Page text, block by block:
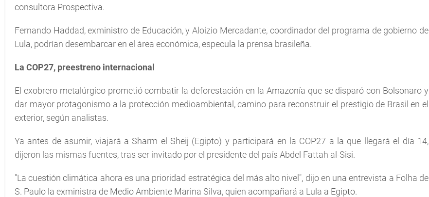
consultora Prospectiva.
Fernando Haddad, exministro de Educación, y Aloizio Mercadante, coordinador del programa de gobierno de
Lula, podrían desembarcar en el área económica, especula la prensa brasileña.
La COP27, preestreno internacional
El exobrero metalúrgico prometió combatir la deforestación en la Amazonía que se disparó con Bolsonaro y
dar mayor protagonismo a la protección medioambiental, camino para reconstruir el prestigio de Brasil en el
exterior, según analistas.
Ya antes de asumir, viajará a Sharm el Sheij (Egipto) y participará en la COP27 a la que llegará el día 14,
dijeron las mismas fuentes, tras ser invitado por el presidente del país Abdel Fattah al-Sisi.
"La cuestión climática ahora es una prioridad estratégica del más alto nivel", dijo en una entrevista a Folha de
S. Paulo la exministra de Medio Ambiente Marina Silva, quien acompañará a Lula a Egipto.